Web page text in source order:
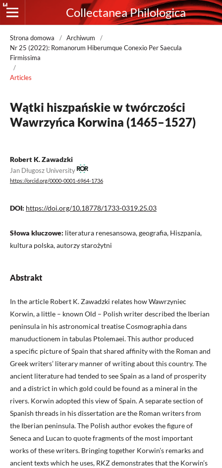
Collectanea Philologica
Strona domowa / Archiwum
/
Nr 25 (2022): Romanorum Hiberumque Conexio Per Saecula
Firmissima
/
Articles
Wątki hiszpańskie w twórczości
Wawrzyńca Korwina (1465–1527)
Robert K. Zawadzki
Jan Długosz University
https://orcid.org/0000-0001-6964-1736
DOI: https://doi.org/10.18778/1733-0319.25.03
Słowa kluczowe: literatura renesansowa, geografia, Hiszpania,
kultura polska, autorzy starożytni
Abstrakt
In the article Robert K. Zawadzki relates how Wawrzyniec
Korwin, a little – known Old – Polish writer described the Iberian
peninsula in his astronomical treatise Cosmographia dans
manuductionem in tabulas Ptolemaei. This author produced
a specific picture of Spain that shared affinity with the Roman and
Greek writers’ literary manner of writing about this country. The
ancient literature had tended to see Spain as a land of prosperity
and a district in which gold could be found as a mineral in the
rivers. Korwin adopted this view of Spain. A separate section of
Spanish threads in his dissertation are the Roman writers from
the Iberian peninsula. The Polish author evokes the figure of
Seneca and Lucan to quote fragments of the most important
works of these writers. Bringing together Korwin’s remarks and
ancient texts which he uses, RKZ demonstrates that the Korwin’s